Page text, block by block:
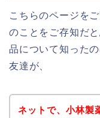
こちらのページを
のことをご存知だ
品について知った
友達が、
ネットで、小林製